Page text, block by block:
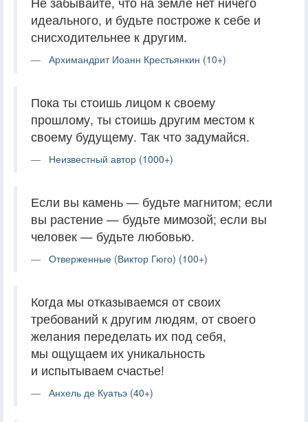
идеального, и будьте построже к себе и
снисходительнее к другим.
Архимандрит Иоанн Крестьянкин (10+)
Пока ты стоишь лицом к своему
прошлому, ты стоишь другим местом к
своему будущему. Так что задумайся.
Неизвестный автор (1000+)
Если вы камень — будьте магнитом; если
вы растение — будьте мимозой; если вы
человек — будьте любовью.
Отверженные (Виктор Гюго) (100+)
Когда мы отказываемся от своих
требований к другим людям, от своего
желания переделать их под себя,
мы ощущаем их уникальность
и испытываем счастье!
Анхель де Куатьэ (40+)